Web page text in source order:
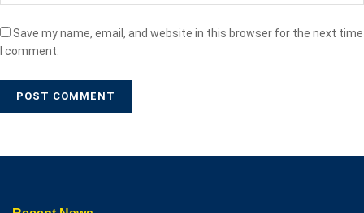
Save my name, email, and website in this browser for the next time
I comment.